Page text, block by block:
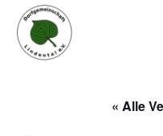
« Alle